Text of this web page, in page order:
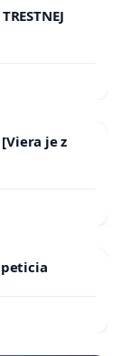
je z